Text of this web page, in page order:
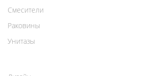
Смесители
Раковины
Унитазы